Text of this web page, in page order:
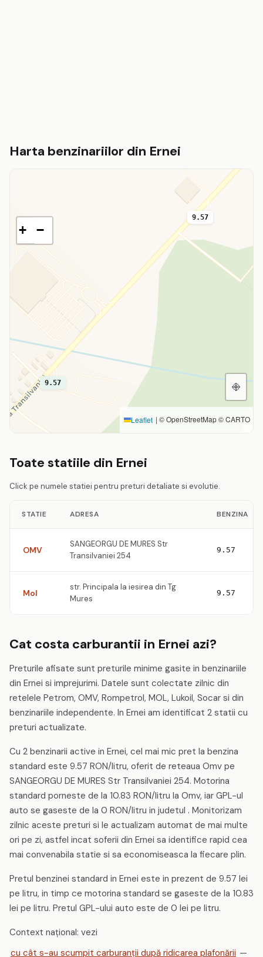
Harta benzinariilor din Ernei
9.57
9.57
+ −
Leaflet | © OpenStreetMap © CARTO
Toate statiile din Ernei
Click pe numele statiei pentru preturi detaliate si evolutie.
STATIE ADRESA BENZINA
OMV
SANGEORGU DE MURES Str
Transilvaniei 254
9.57
Mol
str. Principala la iesirea din Tg
Mures
9.57
Cat costa carburantii in Ernei azi?
Preturile afisate sunt preturile minime gasite in benzinariile
din Ernei si imprejurimi. Datele sunt colectate zilnic din
retelele Petrom, OMV, Rompetrol, MOL, Lukoil, Socar si din
benzinariile independente. In Ernei am identificat 2 statii cu
preturi actualizate.
Cu 2 benzinarii active in Ernei, cel mai mic pret la benzina
standard este 9.57 RON/litru, oferit de reteaua Omv pe
SANGEORGU DE MURES Str Transilvaniei 254. Motorina
standard porneste de la 10.83 RON/litru la Omv, iar GPL-ul
auto se gaseste de la 0 RON/litru in judetul . Monitorizam
zilnic aceste preturi si le actualizam automat de mai multe
ori pe zi, astfel incat soferii din Ernei sa identifice rapid cea
mai convenabila statie si sa economiseasca la fiecare plin.
Pretul benzinei standard in Ernei este in prezent de 9.57 lei
pe litru, in timp ce motorina standard se gaseste de la 10.83
lei pe litru. Pretul GPL-ului auto este de 0 lei pe litru.
Context național: vezi
cu cât s-au scumpit carburanții după ridicarea plafonării —